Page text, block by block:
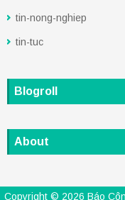
tin-nong-nghiep
tin-tuc
Blogroll
About
Copyright © 2026 Báo